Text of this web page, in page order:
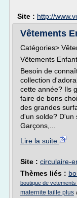
Site : http://
Vêtements
Catégories>
Vêtements
Besoin de
collection
cette année? Ils
faire de bons
des grandes
d'un solde? D'un
Garçons,...
Lire la suite
Site : circulaire-
Thèmes liés :
boutique de
maternite taille plus